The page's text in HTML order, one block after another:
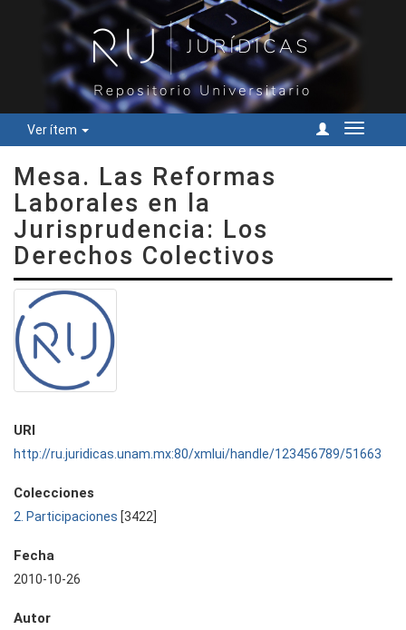
Ver ítem
Cambiar
Mesa. Las Reformas
Laborales en la
Jurisprudencia: Los
Derechos Colectivos
URI
http://ru.juridicas.unam.mx:80/xmlui/handle/123456789/51663
Colecciones
2. Participaciones [3422]
Fecha
2010-10-26
Autor